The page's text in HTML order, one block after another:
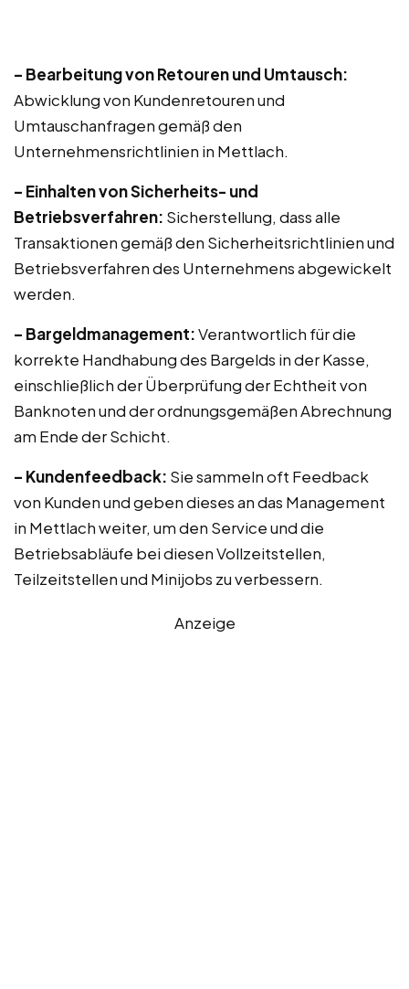
– Bearbeitung von Retouren und Umtausch:
Abwicklung von Kundenretouren und
Umtauschanfragen gemäß den
Unternehmensrichtlinien in Mettlach.
– Einhalten von Sicherheits- und
Betriebsverfahren: Sicherstellung, dass alle
Transaktionen gemäß den Sicherheitsrichtlinien und
Betriebsverfahren des Unternehmens abgewickelt
werden.
– Bargeldmanagement:Verantwortlich für die
korrekte Handhabung des Bargelds in der Kasse,
einschließlich der Überprüfung der Echtheit von
Banknoten und der ordnungsgemäßen Abrechnung
am Ende der Schicht.
– Kundenfeedback: Sie sammeln oft Feedback
von Kunden und geben dieses an das Management
in Mettlach weiter, um den Service und die
Betriebsabläufe bei diesen Vollzeitstellen,
Teilzeitstellen und Minijobs zu verbessern.
Anzeige